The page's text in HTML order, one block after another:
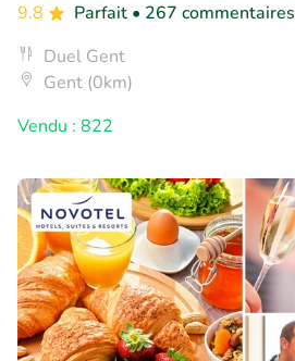
9.8
Parfait • 267 commentaires
Duel Gent
Gent (0km)
Vendu : 822